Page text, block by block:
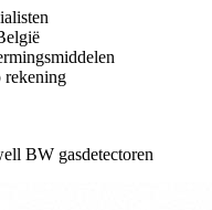
rekening
BW gasdetectoren